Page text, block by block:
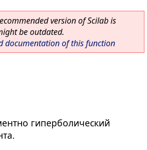
version of Scilab is
be outdated.
documentation of this function
гиперболический